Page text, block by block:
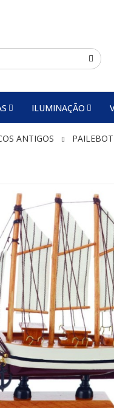
ILUMINAÇÃO
ANTIGOS PAILEBOT